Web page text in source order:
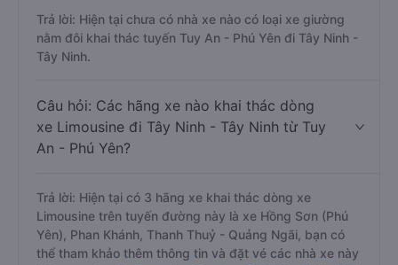
Trả lời: Hiện tại chưa có nhà xe nào có loại xe giường
nằm đôi khai thác tuyến Tuy An - Phú Yên đi Tây Ninh -
Tây Ninh.
Câu hỏi: Các hãng xe nào khai thác dòng
xe Limousine đi Tây Ninh - Tây Ninh từ Tuy
An - Phú Yên?
Trả lời: Hiện tại có 3 hãng xe khai thác dòng xe
Limousine trên tuyến đường này là xe Hồng Sơn (Phú
Yên), Phan Khánh, Thanh Thuỷ - Quảng Ngãi, bạn có
thể tham khảo thêm thông tin và đặt vé các nhà xe này